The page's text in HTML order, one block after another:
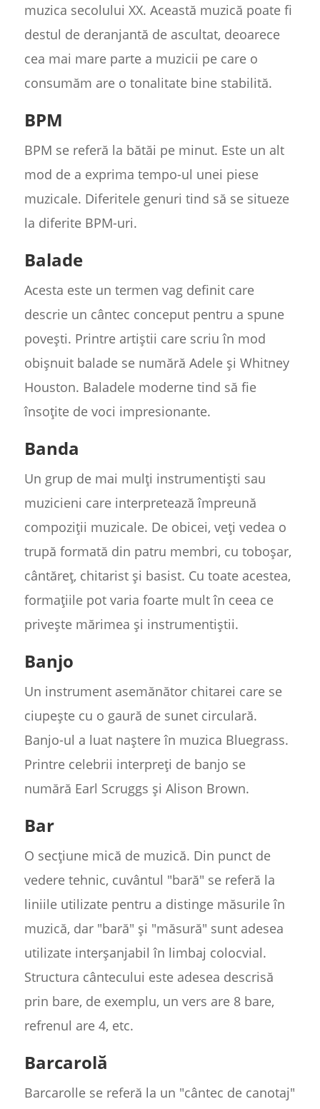
muzica secolului XX. Această muzică poate fi
destul de deranjantă de ascultat, deoarece
cea mai mare parte a muzicii pe care o
consumăm are o tonalitate bine stabilită.
BPM
BPM se referă la bătăi pe minut. Este un alt
mod de a exprima tempo-ul unei piese
muzicale. Diferitele genuri tind să se situeze
la diferite BPM-uri.
Balade
Acesta este un termen vag definit care
descrie un cântec conceput pentru a spune
povești. Printre artiștii care scriu în mod
obișnuit balade se numără Adele și Whitney
Houston. Baladele moderne tind să fie
însoțite de voci impresionante.
Banda
Un grup de mai mulți instrumentiști sau
muzicieni care interpretează împreună
compoziții muzicale. De obicei, veți vedea o
trupă formată din patru membri, cu toboșar,
cântăreț, chitarist și basist. Cu toate acestea,
formațiile pot varia foarte mult în ceea ce
privește mărimea și instrumentiștii.
Banjo
Un instrument asemănător chitarei care se
ciupește cu o gaură de sunet circulară.
Banjo-ul a luat naștere în muzica Bluegrass.
Printre celebrii interpreți de banjo se
numără Earl Scruggs și Alison Brown.
Bar
O secțiune mică de muzică. Din punct de
vedere tehnic, cuvântul "bară" se referă la
liniile utilizate pentru a distinge măsurile în
muzică, dar "bară" și "măsură" sunt adesea
utilizate interșanjabil în limbaj colocvial.
Structura cântecului este adesea descrisă
prin bare, de exemplu, un vers are 8 bare,
refrenul are 4, etc.
Barcarolă
Barcarolle se referă la un "cântec de canotaj"